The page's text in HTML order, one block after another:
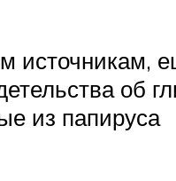
источникам,
об
из папируса